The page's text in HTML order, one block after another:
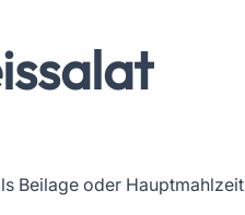
Beilage oder Hauptmahlzeit